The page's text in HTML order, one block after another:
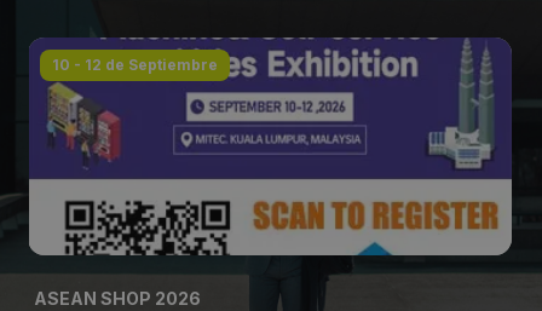
10 - 12 de Septiembre
ASEAN SHOP 2026